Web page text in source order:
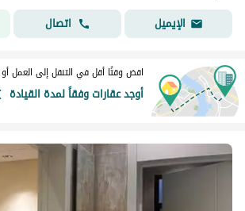
الإيميل
اتصال
اقض وقتًا أقل في التنقل إلى العمل
أوجد عقارات وفقاً لمدة القيادة